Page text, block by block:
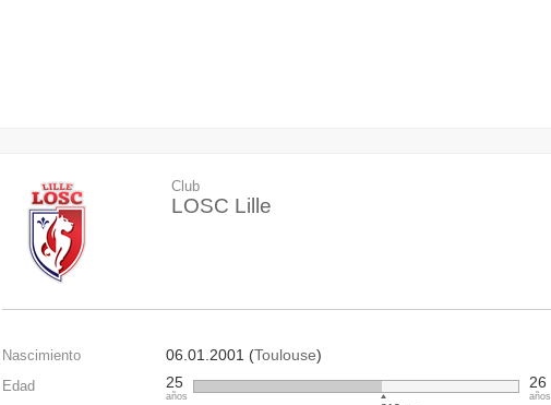
Club
LOSC Lille
Nascimiento 06.01.2001 (Toulouse)
Edad 25
años
26
años